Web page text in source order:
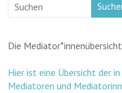
Die
Hier ist eine Übersicht der
Mediatoren und